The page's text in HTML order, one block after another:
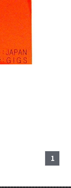
1